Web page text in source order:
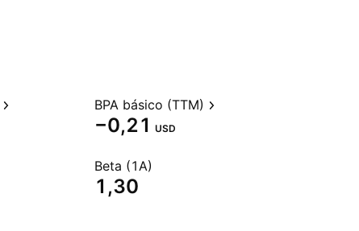
BPA básico (TTM)
−0,21 USD
Beta (1A)
1,30